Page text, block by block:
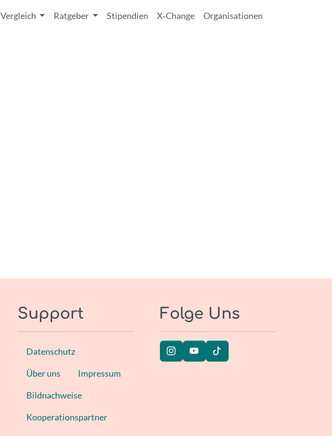
Vergleich Ratgeber Stipendien X‑Change Organisationen
Support
Datenschutz
Über uns Impressum
Bildnachweise
Kooperationspartner
Folge Uns